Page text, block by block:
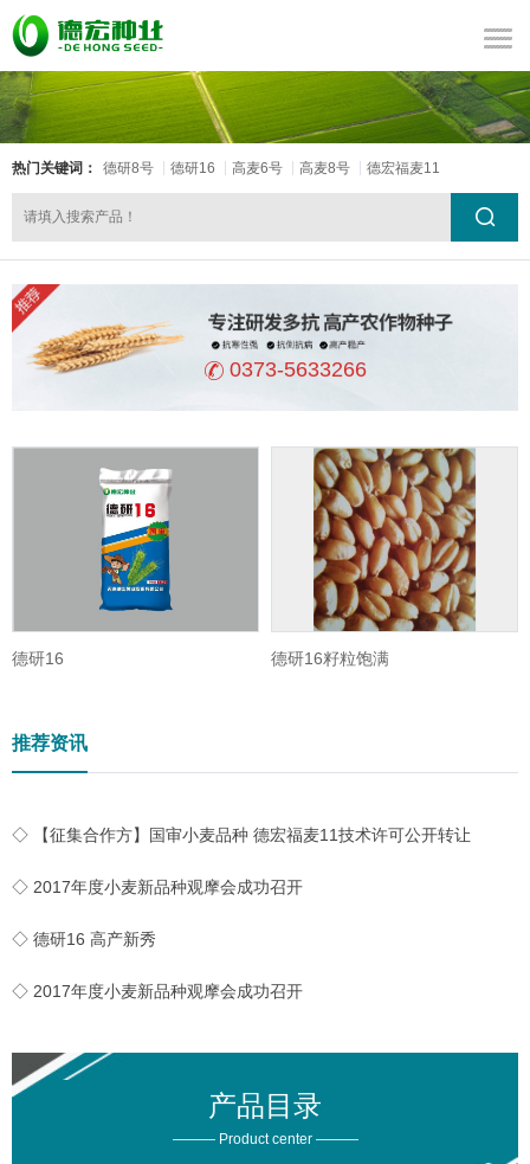
热门关键词： 德研8号 德研16 高麦6号 高麦8号 德宏福麦11
产品目录
——— Product center ———
0373-5633266
德研16 德研16籽粒饱满
推荐资讯
◇ 【征集合作方】国审小麦品种 德宏福麦11技术许可公开转让
◇ 2017年度小麦新品种观摩会成功召开
◇ 德研16 高产新秀
◇ 2017年度小麦新品种观摩会成功召开